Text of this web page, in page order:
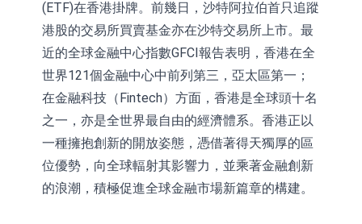
(ETF)在香港掛牌。前幾日，沙特阿拉伯首只追蹤
港股的交易所買賣基金亦在沙特交易所上市。最
近的全球金融中心指數GFCI報告表明，香港在全
世界121個金融中心中前列第三，亞太區第一；
在金融科技（Fintech）方面，香港是全球頭十名
之一，亦是全世界最自由的經濟體系。香港正以
一種擁抱創新的開放姿態，憑借著得天獨厚的區
位優勢，向全球輻射其影響力，並乘著金融創新
的浪潮，積極促進全球金融市場新篇章的構建。